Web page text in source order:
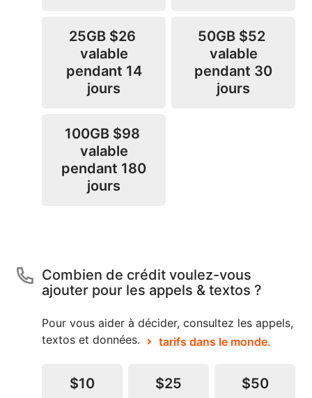
25GB $26
valable
pendant 14
jours
50GB $52
valable
pendant 30
jours
100GB $98
valable
pendant 180
jours
Combien de crédit voulez-vous
ajouter pour les appels & textos ?
Pour vous aider à décider, consultez les appels,
textos et données.
tarifs dans le monde.
$10 $25 $50